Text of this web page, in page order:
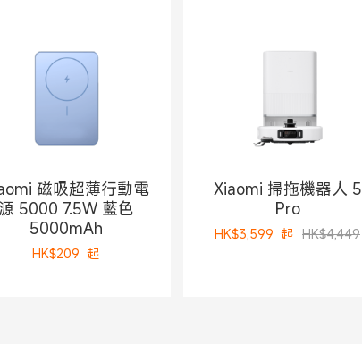
磁吸超薄行動電
源 5000 7.5W 藍色
5000mAh
HK$209 起
Xiaomi 掃拖機器人 5
Pro
HK$3,599 起 HK$4,449